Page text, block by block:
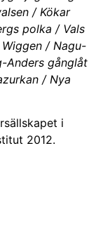
/ Kökar
polka / Vals
/ Nagu-
Anders gånglåt
/ Nya
i
2012.